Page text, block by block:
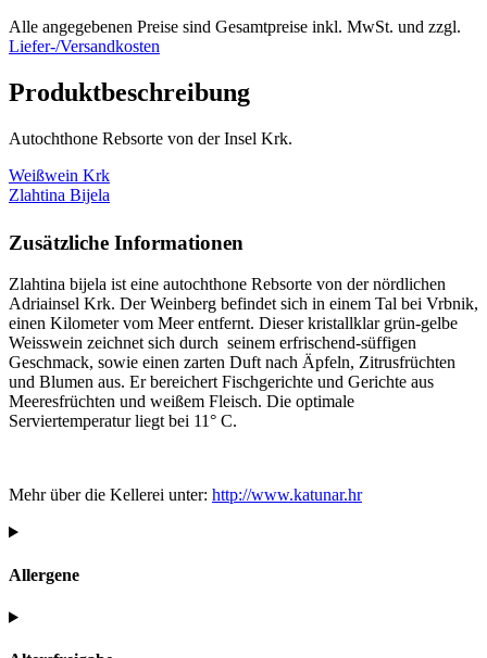
Alle angegebenen Preise sind Gesamtpreise inkl. MwSt. und zzgl.
Liefer-/Versandkosten
Produktbeschreibung
Autochthone Rebsorte von der Insel Krk.
Weißwein Krk
Zlahtina Bijela
Zusätzliche Informationen
Zlahtina bijela ist eine autochthone Rebsorte von der nördlichen
Adriainsel Krk. Der Weinberg befindet sich in einem Tal bei Vrbnik,
einen Kilometer vom Meer entfernt. Dieser kristallklar grün-gelbe
Weisswein zeichnet sich durch seinem erfrischend-süffigen
Geschmack, sowie einen zarten Duft nach Äpfeln, Zitrusfrüchten
und Blumen aus. Er bereichert Fischgerichte und Gerichte aus
Meeresfrüchten und weißem Fleisch. Die optimale
Serviertemperatur liegt bei 11° C.
Mehr über die Kellerei unter: http://www.katunar.hr
Allergene